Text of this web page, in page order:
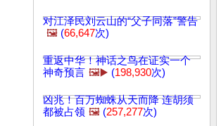
对江泽民刘云山的“父子同落”警告
🖼️ (66,647次)
重返中华！神话之鸟在证实一个
神奇预言 🖼️▶️ (198,930次)
凶兆！百万蜘蛛从天而降 连胡须
都被占领 🖼️ (257,277次)